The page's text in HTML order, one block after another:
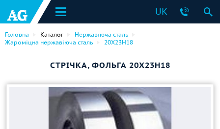
UK
Головна Каталог
Нержавіюча сталь
Жароміцна нержавіюча сталь
20Х23Н18
СТРІЧКА, ФОЛЬГА 20Х23Н18